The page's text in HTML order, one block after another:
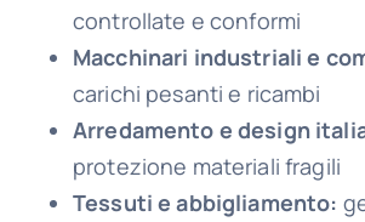
controllate e conformi
Macchinari industriali e
carichi pesanti e ricambi
Arredamento e design
protezione materiali fragili
Tessuti e abbigliamento: